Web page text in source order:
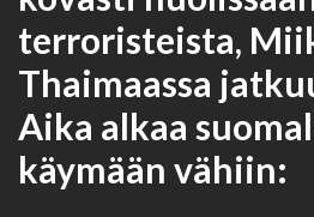
terroristeista,
Thaimaassa
Aika alkaa
käymään vähiin: